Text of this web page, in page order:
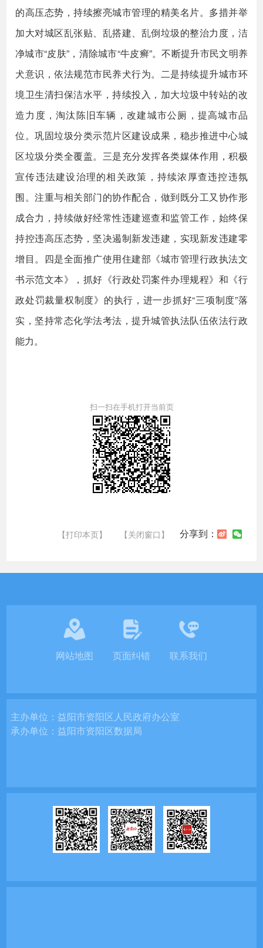
的高压态势，持续擦亮城市管理的精美名片。多措并举
加大对城区乱张贴、乱搭建、乱倒垃圾的整治力度，洁
净城市“皮肤”，清除城市“牛皮癣”。不断提升市民文明养
犬意识，依法规范市民养犬行为。二是持续提升城市环
境卫生清扫保洁水平，持续投入，加大垃圾中转站的改
造力度，淘汰陈旧车辆，改建城市公厕，提高城市品
位。巩固垃圾分类示范片区建设成果，稳步推进中心城
区垃圾分类全覆盖。三是充分发挥各类媒体作用，积极
宣传违法建设治理的相关政策，持续浓厚查违控违氛
围。注重与相关部门的协作配合，做到既分工又协作形
成合力，持续做好经常性违建巡查和监管工作，始终保
持控违高压态势，坚决遏制新发违建，实现新发违建零
增目。四是全面推广使用住建部《城市管理行政执法文
书示范文本》，抓好《行政处罚案件办理规程》和《行
政处罚裁量权制度》的执行，进一步抓好“三项制度”落
实，坚持常态化学法考法，提升城管执法队伍依法行政
能力。
扫一扫在手机打开当前页
【打印本页】 【关闭窗口】 分享到：
网站地图 页面纠错 联系我们
主办单位：益阳市资阳区人民政府办公室
承办单位：益阳市资阳区数据局